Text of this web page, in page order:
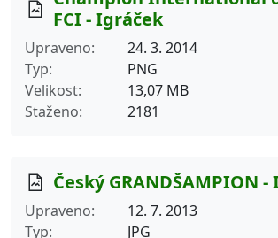
FCI - Igráček
Upraveno
24. 3. 2014
Typ
PNG
Velikost
13,07 MB
Staženo
2181
Český GRANDŠAMPION
Upraveno
12. 7. 2013
Typ
JPG